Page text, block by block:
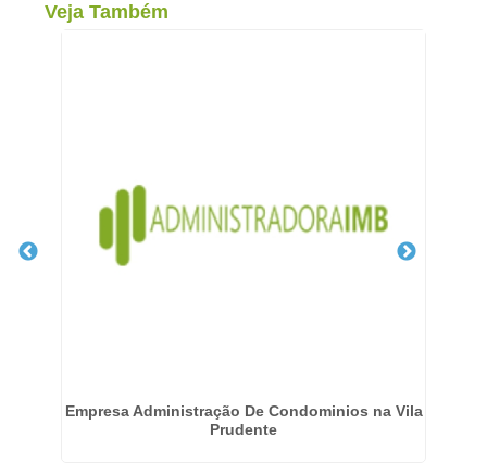
Veja Também
Empresa Administração De Condominios na Vila
Prudente